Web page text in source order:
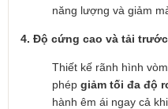
năng lượng và giảm
4. Độ cứng cao và tải
Thiết kế rãnh hình
phép giảm tối đa độ
hành êm ái ngay cả